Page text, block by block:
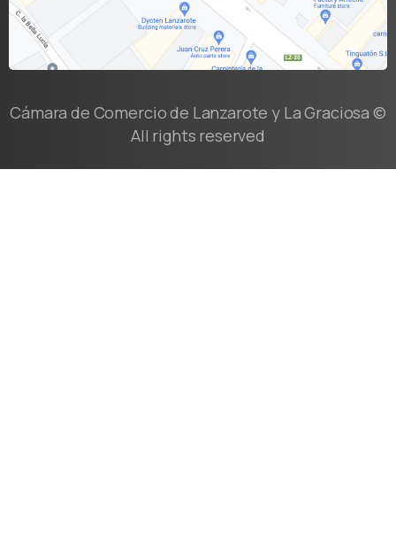
Cámara de Comercio de Lanzarote y La Graciosa ©
All rights reserved